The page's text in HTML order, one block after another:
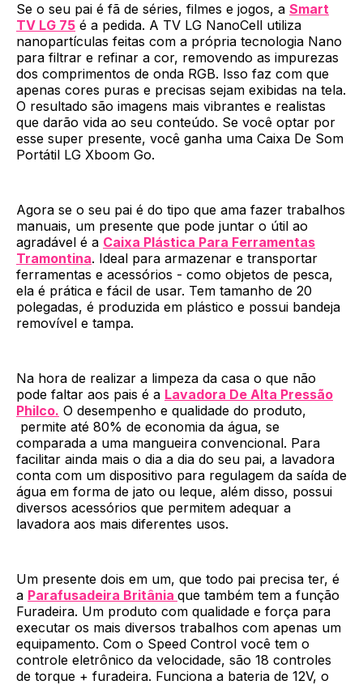
Se o seu pai é fã de séries, filmes e jogos, a Smart
TV LG 75 é a pedida. A TV LG NanoCell utiliza
nanopartículas feitas com a própria tecnologia Nano
para filtrar e refinar a cor, removendo as impurezas
dos comprimentos de onda RGB. Isso faz com que
apenas cores puras e precisas sejam exibidas na tela.
O resultado são imagens mais vibrantes e realistas
que darão vida ao seu conteúdo. Se você optar por
esse super presente, você ganha uma Caixa De Som
Portátil LG Xboom Go.
Agora se o seu pai é do tipo que ama fazer trabalhos
manuais, um presente que pode juntar o útil ao
agradável é a Caixa Plástica Para Ferramentas
Tramontina. Ideal para armazenar e transportar
ferramentas e acessórios - como objetos de pesca,
ela é prática e fácil de usar. Tem tamanho de 20
polegadas, é produzida em plástico e possui bandeja
removível e tampa.
Na hora de realizar a limpeza da casa o que não
pode faltar aos pais é a Lavadora De Alta Pressão
Philco. O desempenho e qualidade do produto,
permite até 80% de economia da água, se
comparada a uma mangueira convencional. Para
facilitar ainda mais o dia a dia do seu pai, a lavadora
conta com um dispositivo para regulagem da saída de
água em forma de jato ou leque, além disso, possui
diversos acessórios que permitem adequar a
lavadora aos mais diferentes usos.
Um presente dois em um, que todo pai precisa ter, é
a Parafusadeira Britânia que também tem a função
Furadeira. Um produto com qualidade e força para
executar os mais diversos trabalhos com apenas um
equipamento. Com o Speed Control você tem o
controle eletrônico da velocidade, são 18 controles
de torque + furadeira. Funciona a bateria de 12V, o